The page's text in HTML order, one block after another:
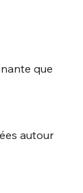
que
autour